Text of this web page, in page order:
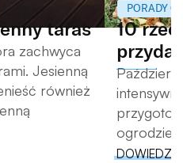
taras
zachwyca
Jesienną
również
PORADY
10
ogrodzie.
DOWIEDZ